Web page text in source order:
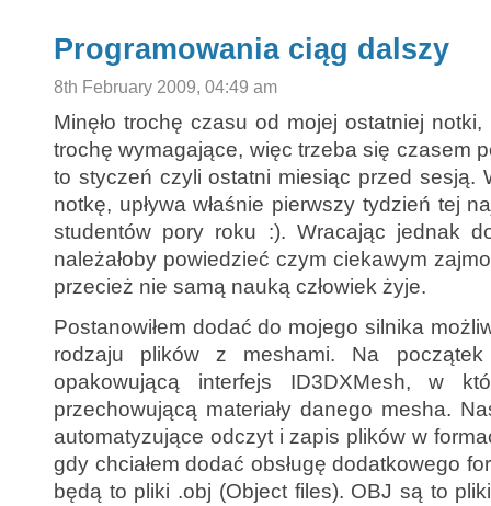
Programowania ciąg dalszy
8th February 2009, 04:49 am
Minęło trochę czasu od mojej ostatniej
trochę wymagające, więc trzeba się czasem
to styczeń czyli ostatni miesiąc przed sesją.
notkę, upływa właśnie pierwszy tydzień tej
studentów pory roku :). Wracając jednak
należałoby powiedzieć czym ciekawym
przecież nie samą nauką człowiek żyje.
Postanowiłem dodać do mojego silnika
rodzaju plików z meshami. Na początek
opakowującą interfejs ID3DXMesh, w
przechowującą materiały danego mesha.
automatyzujące odczyt i zapis plików w
gdy chciałem dodać obsługę dodatkowego
będą to pliki .obj (Object files). OBJ są to